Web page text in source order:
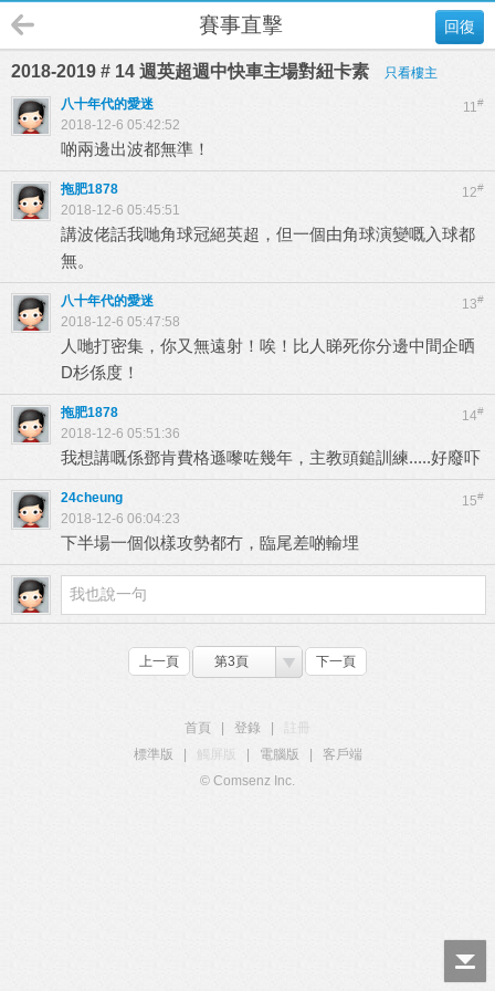
回復
賽事直擊
2018-2019 # 14 週英超週中快車主場對紐卡素 只看樓主
11#
八十年代的愛迷
2018-12-6 05:42:52
啲兩邊出波都無準！
12#
拖肥1878
2018-12-6 05:45:51
講波佬話我哋角球冠絕英超，但一個由角球演變嘅入球都
無。
13#
八十年代的愛迷
2018-12-6 05:47:58
人哋打密集，你又無遠射！唉！比人睇死你分邊中間企晒
D杉係度！
14#
拖肥1878
2018-12-6 05:51:36
我想講嘅係鄧肯費格遜嚟咗幾年，主教頭鎚訓練.....好廢吓
15#
24cheung
2018-12-6 06:04:23
下半場一個似樣攻勢都冇，臨尾差啲輸埋
上一頁 第3頁 下一頁
首頁 登錄
標準版
觸屏版 電腦版
客戶端
© Comsenz Inc.